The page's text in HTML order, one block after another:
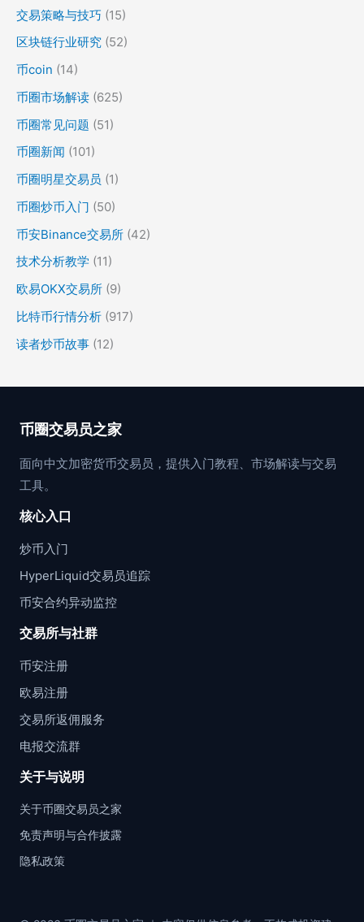
交易策略与技巧 (15)
区块链行业研究 (52)
币coin (14)
币圈市场解读 (625)
币圈常见问题 (51)
币圈新闻 (101)
币圈明星交易员 (1)
币圈炒币入门 (50)
币安Binance交易所 (42)
技术分析教学 (11)
欧易OKX交易所 (9)
比特币行情分析 (917)
读者炒币故事 (12)
币圈交易员之家
面向中文加密货币交易员，提供入门教程、市场解读与交易
工具。
核心入口
炒币入门
HyperLiquid交易员追踪
币安合约异动监控
交易所与社群
币安注册
欧易注册
交易所返佣服务
电报交流群
关于与说明
关于币圈交易员之家
免责声明与合作披露
隐私政策